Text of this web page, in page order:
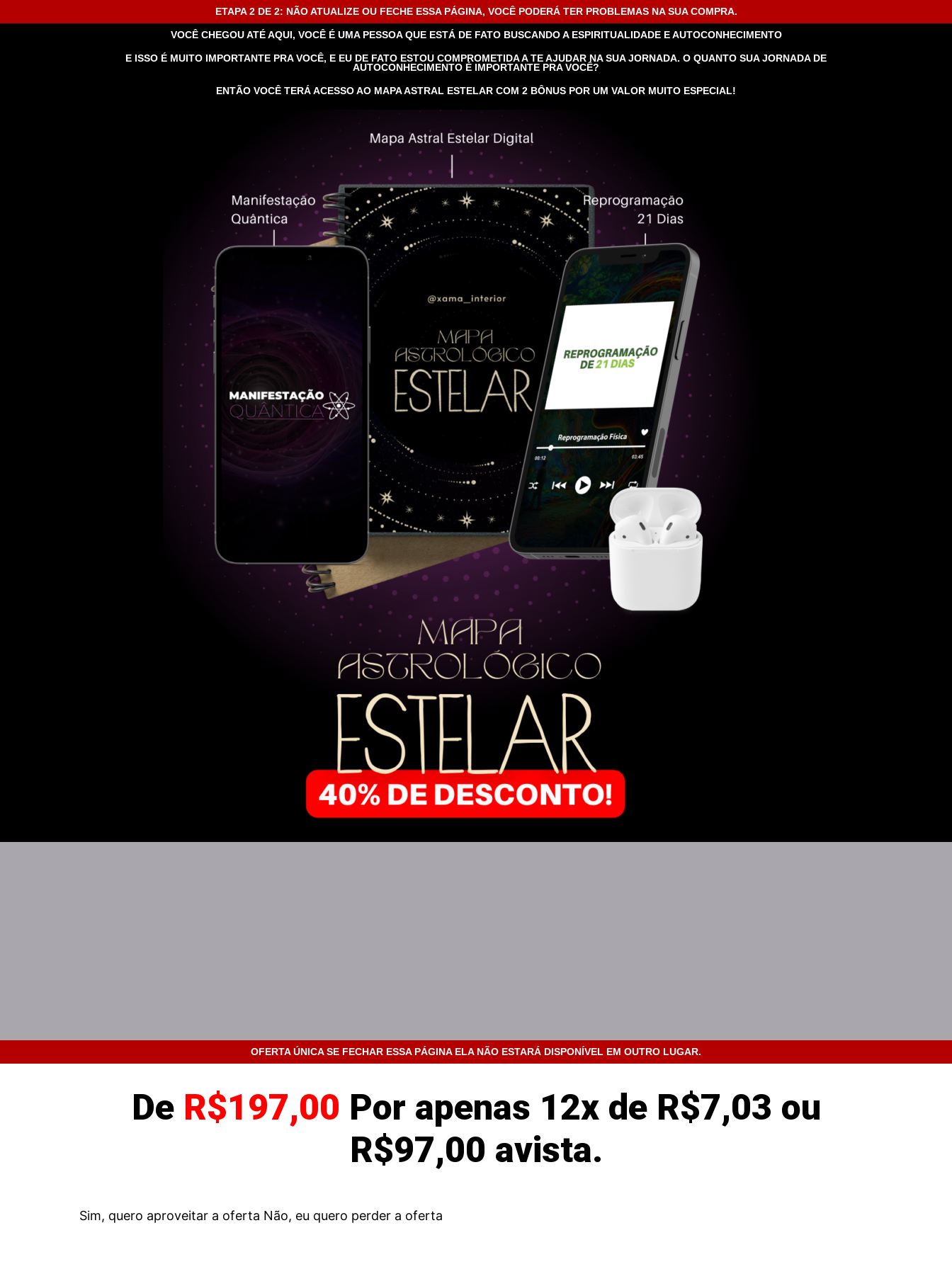
ETAPA 2 DE 2: NÃO ATUALIZE OU FECHE ESSA PÁGINA, VOCÊ PODERÁ TER PROBLEMAS NA SUA COMPRA.
VOCÊ CHEGOU ATÉ AQUI, VOCÊ É UMA PESSOA QUE ESTÁ DE FATO BUSCANDO A ESPIRITUALIDADE E AUTOCONHECIMENTO
E ISSO É MUITO IMPORTANTE PRA VOCÊ, E EU DE FATO ESTOU COMPROMETIDA A TE AJUDAR NA SUA JORNADA. O QUANTO SUA JORNADA DE
AUTOCONHECIMENTO É IMPORTANTE PRA VOCÊ?
ENTÃO VOCÊ TERÁ ACESSO AO MAPA ASTRAL ESTELAR COM 2 BÔNUS POR UM VALOR MUITO ESPECIAL!
OFERTA ÚNICA SE FECHAR ESSA PÁGINA ELA NÃO ESTARÁ DISPONÍVEL EM OUTRO LUGAR.
De R$197,00 Por apenas 12x de R$7,03 ou
R$97,00 avista.
Sim, quero aproveitar a oferta Não, eu quero perder a oferta